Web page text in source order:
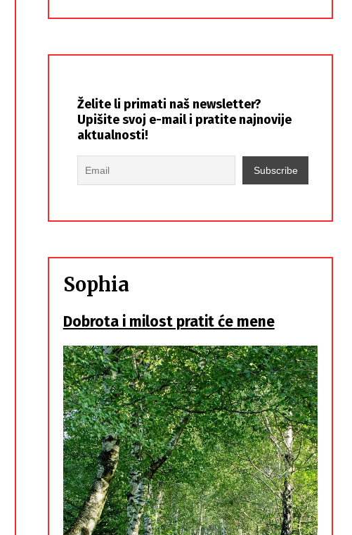
Želite li primati naš newsletter?
Upišite svoj e-mail i pratite najnovije
aktualnosti!
Sophia
Dobrota i milost pratit će mene